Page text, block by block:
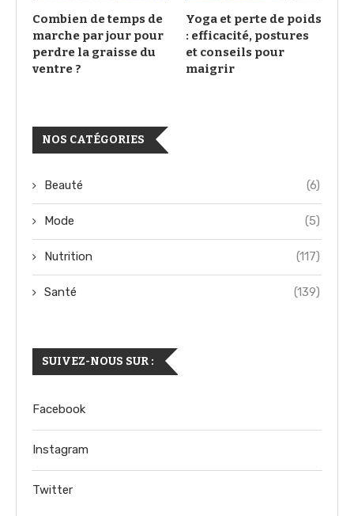
Combien de temps de
marche par jour pour
perdre la graisse du
ventre ?
Yoga et perte de poids
: efficacité, postures
et conseils pour
maigrir
NOS CATÉGORIES
Beauté (6)
Mode (5)
Nutrition (117)
Santé (139)
SUIVEZ-NOUS SUR :
Facebook
Instagram
Twitter